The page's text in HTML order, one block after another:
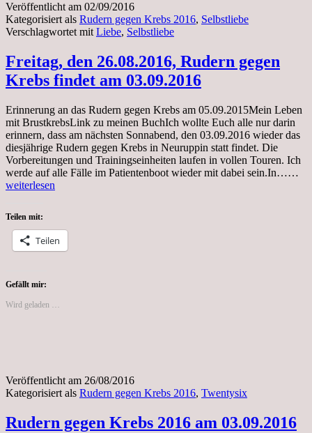
Veröffentlicht am 02/09/2016
Kategorisiert als Rudern gegen Krebs 2016, Selbstliebe
Verschlagwortet mitLiebe, Selbstliebe
Freitag, den 26.08.2016, Rudern gegen
Krebs findet am 03.09.2016
Erinnerung an das Rudern gegen Krebs am 05.09.2015Mein Leben
mit BrustkrebsLink zu meinen BuchIch wollte Euch alle nur darin
erinnern, dass am nächsten Sonnabend, den 03.09.2016 wieder das
diesjährige Rudern gegen Krebs in Neuruppin statt findet. Die
Vorbereitungen und Trainingseinheiten laufen in vollen Touren. Ich
werde auf alle Fälle im Patientenboot wieder mit dabei sein.In……
weiterlesen
Teilen mit:
Teilen
Gefällt mir:
Wird geladen …
Veröffentlicht am 26/08/2016
Kategorisiert als Rudern gegen Krebs 2016, Twentysix
Rudern gegen Krebs 2016 am 03.09.2016